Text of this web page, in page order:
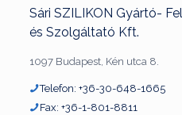
Sári SZILIKON Gyártó-
és Szolgáltató Kft.
1097 Budapest, Kén utca 8.
Telefon: +36-30-648-1665
Fax: +36-1-801-8811